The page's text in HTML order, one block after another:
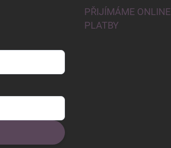
PŘIJÍMÁME ONLINE
PLATBY